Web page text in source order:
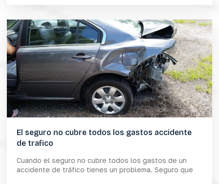
El seguro no cubre todos los gastos accidente
de trafico
Cuando el seguro no cubre todos los gastos de un
accidente de tráfico tienes un problema. Seguro que